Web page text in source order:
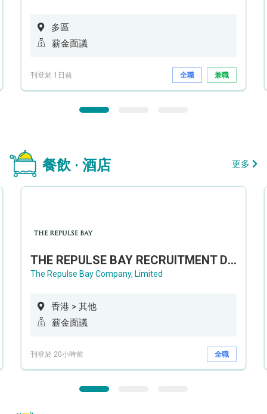
多區
薪金面議
刊登於 1日前 全職 兼職
餐飲 · 酒店 更多
THE REPULSE BAY RECRUITMENT DAY 淺水灣影灣園人才招聘會
The Repulse Bay Company, Limited
香港 > 其他
薪金面議
刊登於 20小時前 全職